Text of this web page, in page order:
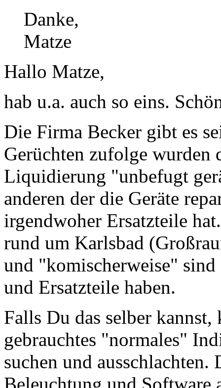
Danke,
Matze
Hallo Matze,
hab u.a. auch so eins.
Die Firma Becker gibt es
Gerüchten zufolge wurden
Liquidierung "unbefugt
anderen der die Geräte
irgendwoher Ersatzteile
rund um Karlsbad
und "komischerweise"
und Ersatzteile haben.
Falls Du das selber
gebrauchtes "normales"
suchen und
Beleuchtung und Software